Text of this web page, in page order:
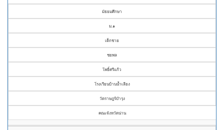
มัธยมศึกษา
ม.๑
เด็กชาย
ชยพล
โพธิ์ศรีแก้ว
โรงเรียนบ้านน้ำเลียง
วัดราษฎร์บำรุง
คณะจังหวัดน่าน